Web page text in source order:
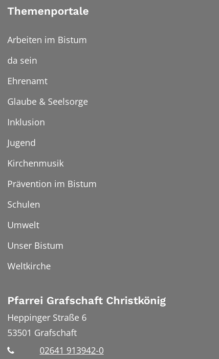
Themenportale
Arbeiten im Bistum
da sein
Ehrenamt
Glaube & Seelsorge
Inklusion
Jugend
Kirchenmusik
Prävention im Bistum
Schulen
Umwelt
Unser Bistum
Weltkirche
Pfarrei Grafschaft Christkönig
Heppinger Straße 6
53501 Grafschaft
02641 913942-0